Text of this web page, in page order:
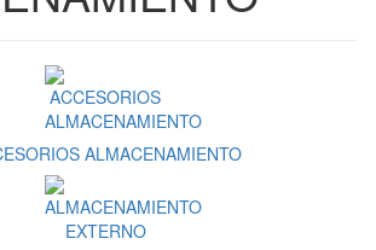
ALMACENAMIENTO